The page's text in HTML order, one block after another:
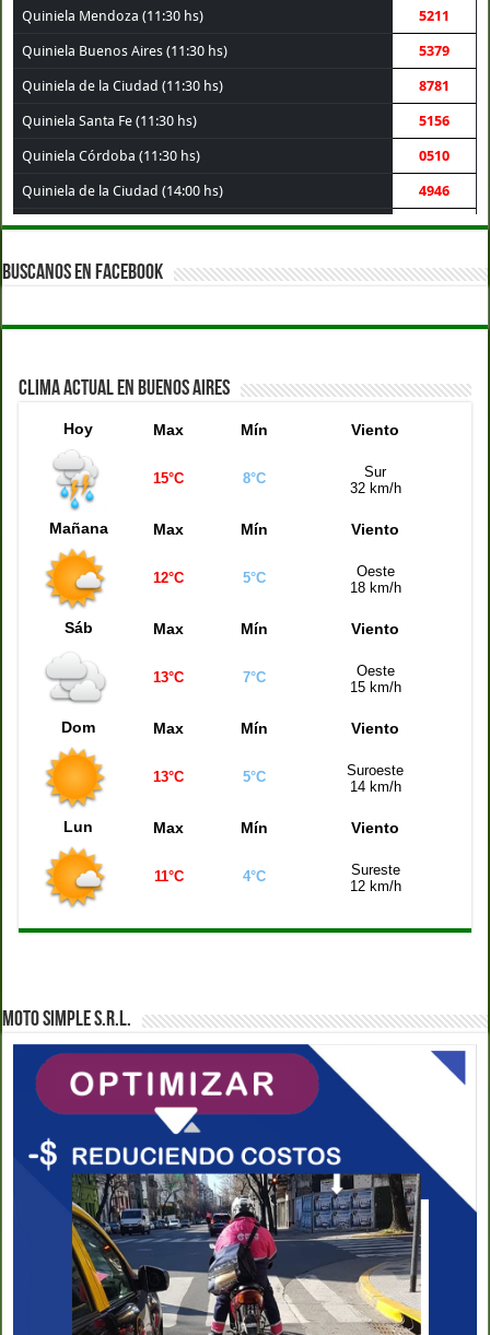
Quiniela Mendoza (11:30 hs) 5211
Quiniela Buenos Aires (11:30 hs) 5379
Quiniela de la Ciudad (11:30 hs) 8781
Quiniela Santa Fe (11:30 hs) 5156
Quiniela Córdoba (11:30 hs) 0510
Quiniela de la Ciudad (14:00 hs) 4946
Quiniela Buenos Aires (14:00 hs) 1902
Quiniela Santa Fe (14:00 hs)
Quiniela Mendoza (14:00 hs) 4746
Quiniela Córdoba (17:30 hs) 1815
BUSCANOS EN FACEBOOK
CLIMA ACTUAL EN BUENOS AIRES
Hoy Max Mín Viento
15°C 8°C
Sur
32 km/h
Mañana Max Mín Viento
12°C 5°C
Oeste
18 km/h
Sáb Max Mín Viento
13°C 7°C
Oeste
15 km/h
Dom Max Mín Viento
13°C 5°C
Suroeste
14 km/h
Lun Max Mín Viento
11°C 4°C
Sureste
12 km/h
MOTO SIMPLE S.R.L.